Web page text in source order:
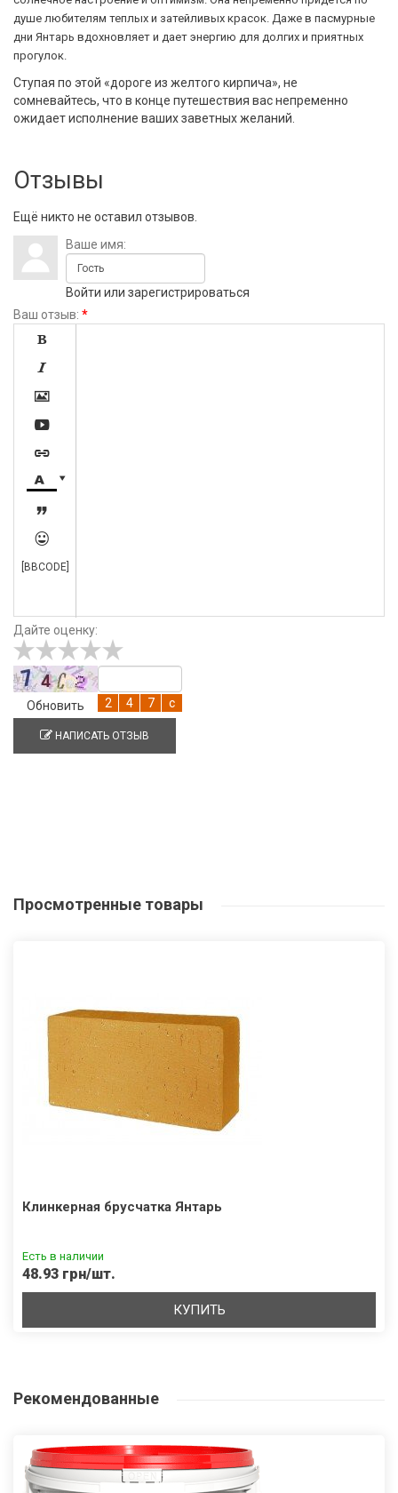
душе любителям теплых и затейливых красок. Даже в пасмурные
дни Янтарь вдохновляет и дает энергию для долгих и приятных
прогулок.
Ступая по этой «дороге из желтого кирпича», не
сомневайтесь, что в конце путешествия вас непременно
ожидает исполнение ваших заветных желаний.
Отзывы
Ещё никто не оставил отзывов.
Ваше имя:
Войти или зарегистрироваться
Ваш отзыв: *









[BBCODE]
Дайте оценку:
Обновить
НАПИСАТЬ ОТЗЫВ
Просмотренные товары
Клинкерная брусчатка Янтарь
Есть в наличии
48.93 грн/шт.
КУПИТЬ
Рекомендованные